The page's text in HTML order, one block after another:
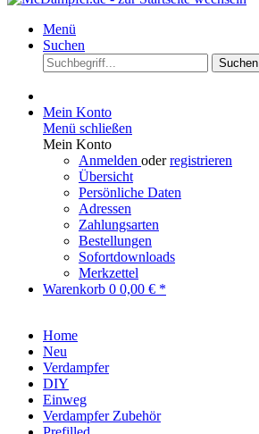
Menü
Suchen
Suchen
Mein Konto
Menü schließen
Mein Konto
Anmelden oderregistrieren
Übersicht
Persönliche Daten
Adressen
Zahlungsarten
Bestellungen
Sofortdownloads
Merkzettel
Warenkorb 0 0,00 € *
Home
Neu
Verdampfer
DIY
Einweg
Verdampfer Zubehör